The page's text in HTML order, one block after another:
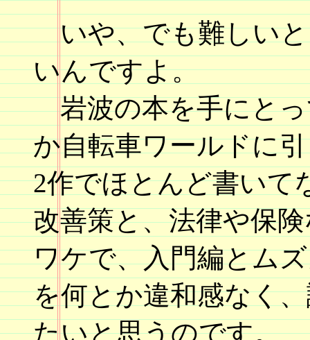
いや、でも難しいと
いんですよ。
岩波の本を手にとっ
か自転車ワールドに
2作でほとんど書いて
改善策と、法律や保
ワケで、入門編とム
を何とか違和感なく
たいと思うのです。